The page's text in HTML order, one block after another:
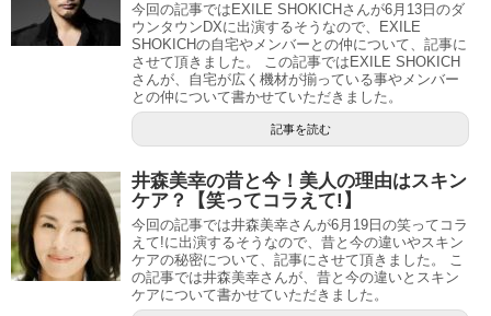
今回の記事ではEXILE SHOKICHさんが6月13日のダ
ウンタウンDXに出演するそうなので、EXILE
SHOKICHの自宅やメンバーとの仲について、記事に
させて頂きました。 この記事ではEXILE SHOKICH
さんが、自宅が広く機材が揃っている事やメンバー
との仲について書かせていただきました。
記事を読む
井森美幸の昔と今！美人の理由はスキン
ケア？【笑ってコラえて!】
今回の記事では井森美幸さんが6月19日の笑ってコラ
えて!に出演するそうなので、昔と今の違いやスキン
ケアの秘密について、記事にさせて頂きました。 こ
の記事では井森美幸さんが、昔と今の違いとスキン
ケアについて書かせていただきました。